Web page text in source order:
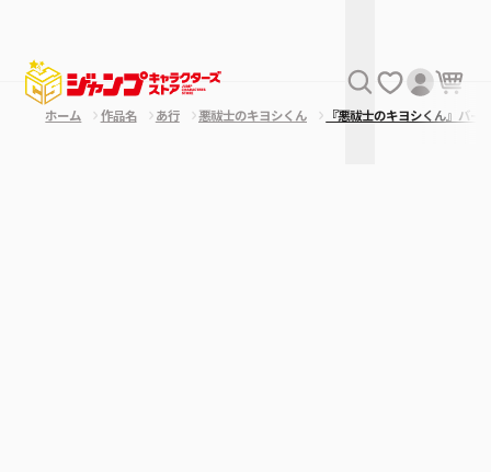
ホーム 作品名 あ行 悪祓士のキヨシくん 『悪祓士のキヨシくん』バ